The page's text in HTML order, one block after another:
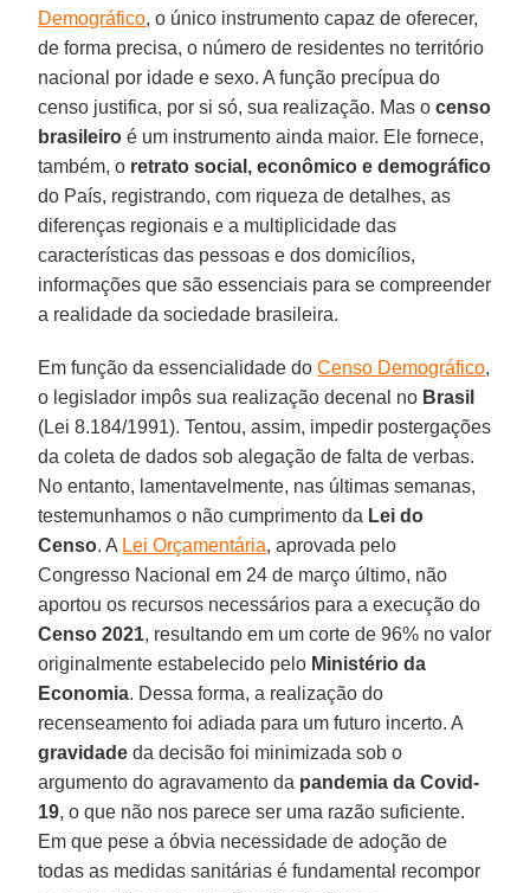
Demográfico, o único instrumento capaz de oferecer,
de forma precisa, o número de residentes no território
nacional por idade e sexo. A função precípua do
censo justifica, por si só, sua realização. Mas ocenso
brasileiro é um instrumento ainda maior. Ele fornece,
também, o retrato social, econômico e demográfico
do País, registrando, com riqueza de detalhes, as
diferenças regionais e a multiplicidade das
características das pessoas e dos domicílios,
informações que são essenciais para se compreender
a realidade da sociedade brasileira.
Em função da essencialidade doCenso Demográfico,
o legislador impôs sua realização decenal no Brasil
(Lei 8.184/1991). Tentou, assim, impedir postergações
da coleta de dados sob alegação de falta de verbas.
No entanto, lamentavelmente, nas últimas semanas,
testemunhamos o não cumprimento da Lei do
Censo. A Lei Orçamentária, aprovada pelo
Congresso Nacional em 24 de março último, não
aportou os recursos necessários para a execução do
Censo 2021, resultando em um corte de 96% no valor
originalmente estabelecido pelo Ministério da
Economia. Dessa forma, a realização do
recenseamento foi adiada para um futuro incerto. A
gravidade da decisão foi minimizada sob o
argumento do agravamento da pandemia da Covid-
19, o que não nos parece ser uma razão suficiente.
Em que pese a óbvia necessidade de adoção de
todas as medidas sanitárias é fundamental recompor